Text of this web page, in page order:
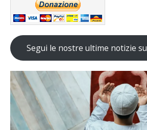
Segui le nostre ultime notizie su